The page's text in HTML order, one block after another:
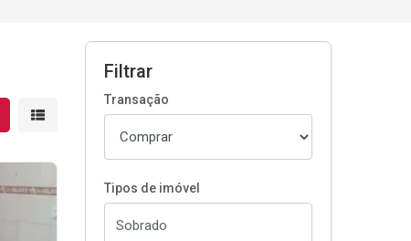
resultados em grade
Mostrar resultados em lista
Filtrar
Transação
Tipos de imóvel